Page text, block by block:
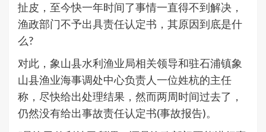
扯皮，至今快一年时间了事情一直得不到解决，
渔政部门不予出具责任认定书，其原因到底是什
么?
对此，象山县水利渔业局相关领导和驻石浦镇象
山县渔业海事调处中心负责人一位姓杭的主任
称，尽快给出处理结果，然而两周时间过去了，
仍然没有给出事故责任认定书(事故报告)。